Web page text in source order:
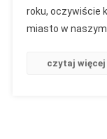
roku, oczywiście
miasto w
czytaj więcej